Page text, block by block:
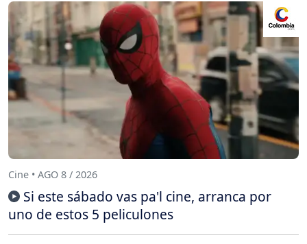
Cine • AGO 8 / 2026
Si este sábado vas pa'l cine, arranca por
uno de estos 5 peliculones